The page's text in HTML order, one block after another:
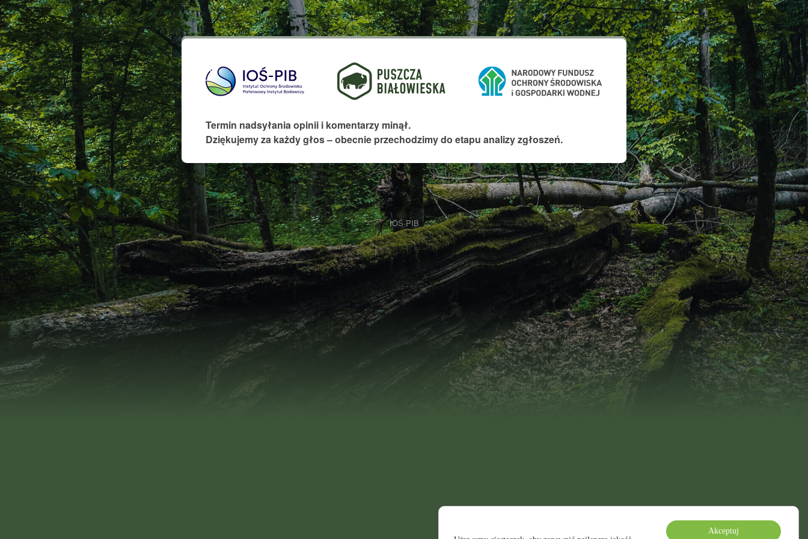
Termin nadsyłania opinii i komentarzy minął.
Dziękujemy za każdy głos – obecnie przechodzimy do etapu analizy zgłoszeń.
IOŚ-PIB
Akceptuj